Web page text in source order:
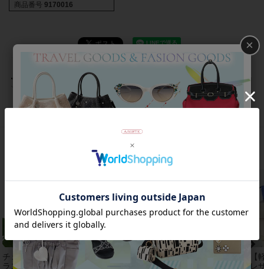
商品番号 9170016
返品について
おすすめアイテム
チェコクリスタルガ
ラス立体リボンデザ
【アンジェラカプッ
チ】イタリア製大ぶ
8mm玉マジョルカパ
ール×キュービック
【
レ
×